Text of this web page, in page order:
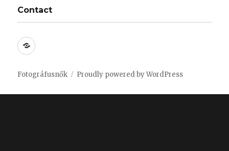
Contact
Bejelentkezés
Login
Fotográfusnők Proudly powered by WordPress